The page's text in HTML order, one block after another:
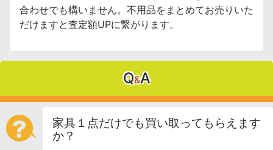
合わせでも構いません。不用品をまとめてお売りいた
だけますと査定額UPに繋がります。
Q&A
家具１点だけでも買い取ってもらえます
か？